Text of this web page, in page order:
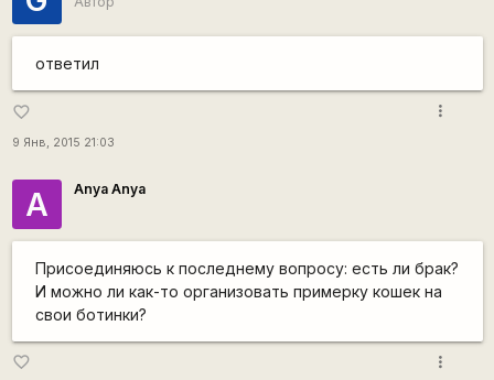
ответил
favorite_border
9 Янв, 2015 21:03
more_vert
A Anya Anya
Присоединяюсь к последнему вопросу: есть ли брак?
И можно ли как-то организовать примерку кошек на
свои ботинки?
favorite_border more_vert